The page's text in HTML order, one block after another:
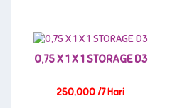
0,75 X 1 X 1 STORAGE D3
250,000 /7 Hari